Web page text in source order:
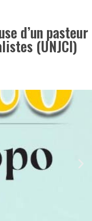
d’un
(UNJCI)